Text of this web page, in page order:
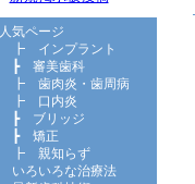
人気ページ
┣
インプラント
┣ 審美歯科
┣ 歯肉炎・歯周病
┣
口内炎
┣
ブリッジ
┣ 矯正
┣ 親知らず
いろいろな治療法